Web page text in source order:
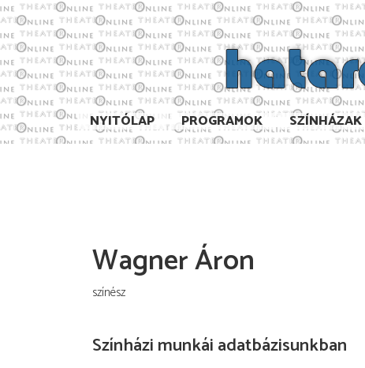
NYITÓLAP PROGRAMOK SZÍNHÁZAK
Wagner Áron
színész
Színházi munkái adatbázisunkban